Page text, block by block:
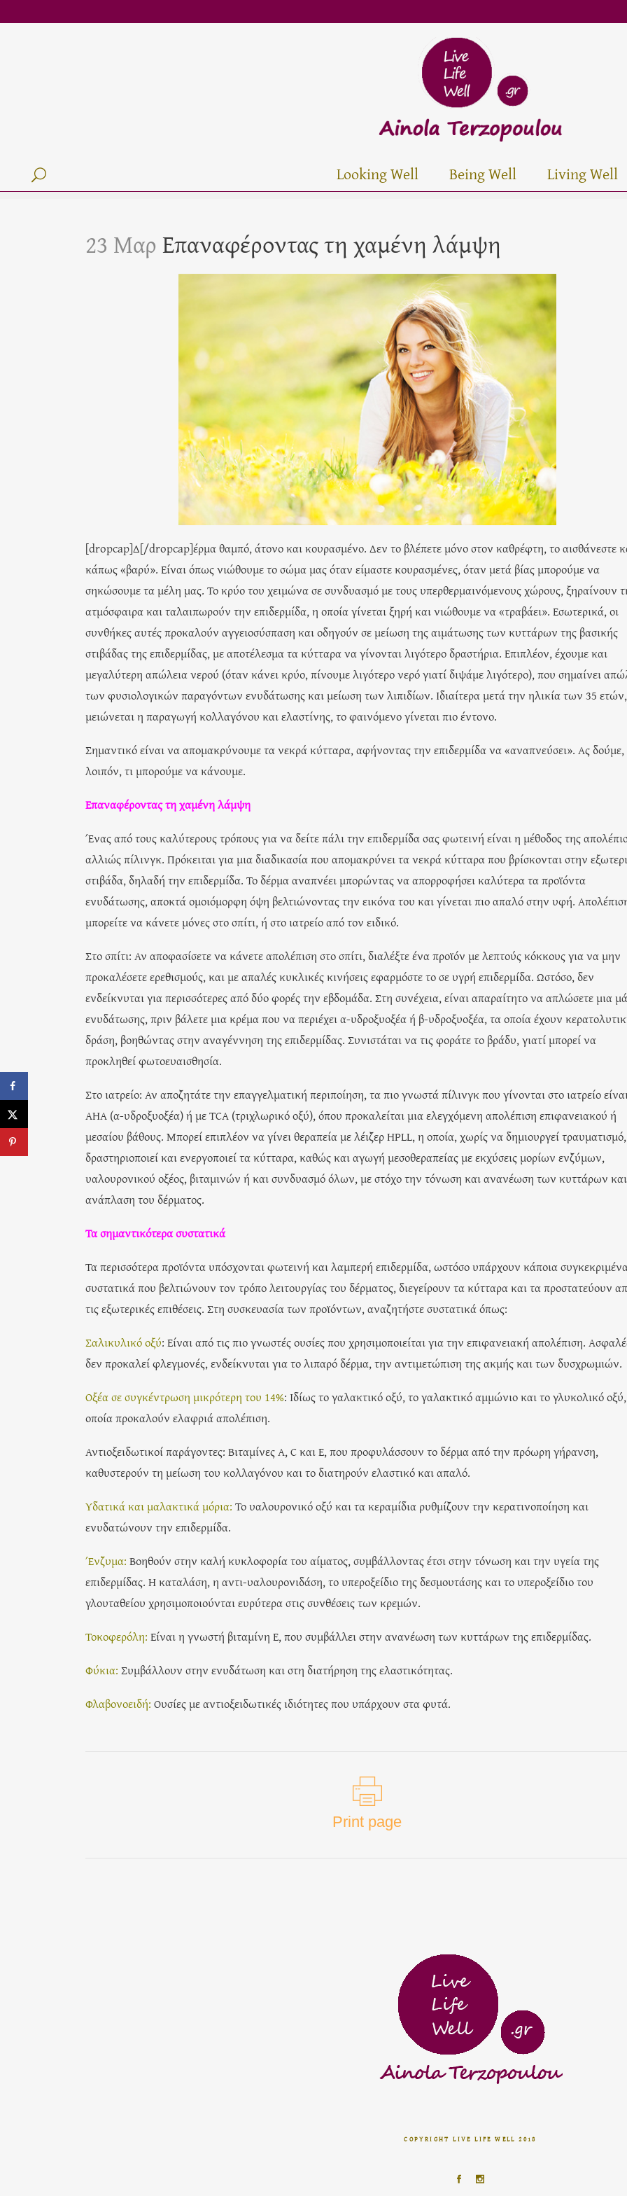
Looking Well Being Well Living Well
23 Μαρ Επαναφέροντας τη χαμένη λάμψη
[dropcap]Δ[/dropcap]έρμα θαμπό, άτονο και κουρασμένο. Δεν το βλέπετε μόνο στον καθρέφτη, το αισθάνεστε
κάπως «βαρύ». Είναι όπως νιώθουμε το σώμα μας όταν είμαστε κουρασμένες, όταν μετά βίας μπορούμε να
σηκώσουμε τα μέλη μας. Το κρύο του χειμώνα σε συνδυασμό με τους υπερθερμαινόμενους χώρους, ξηραίνουν
ατμόσφαιρα και ταλαιπωρούν την επιδερμίδα, η οποία γίνεται ξηρή και νιώθουμε να «τραβάει». Εσωτερικά, οι
συνθήκες αυτές προκαλούν αγγειοσύσπαση και οδηγούν σε μείωση της αιμάτωσης των κυττάρων της βασικής
στιβάδας της επιδερμίδας, με αποτέλεσμα τα κύτταρα να γίνονται λιγότερο δραστήρια. Επιπλέον, έχουμε και
μεγαλύτερη απώλεια νερού (όταν κάνει κρύο, πίνουμε λιγότερο νερό γιατί διψάμε λιγότερο), που σημαίνει
των φυσιολογικών παραγόντων ενυδάτωσης και μείωση των λιπιδίων. Ιδιαίτερα μετά την ηλικία των 35
μειώνεται η παραγωγή κολλαγόνου και ελαστίνης, το φαινόμενο γίνεται πιο έντονο.
Σημαντικό είναι να απομακρύνουμε τα νεκρά κύτταρα, αφήνοντας την επιδερμίδα να «αναπνεύσει». Ας δούμε,
λοιπόν, τι μπορούμε να κάνουμε.
Επαναφέροντας τη χαμένη λάμψη
Ένας από τους καλύτερους τρόπους για να δείτε πάλι την επιδερμίδα σας φωτεινή είναι η μέθοδος της
αλλιώς πίλινγκ. Πρόκειται για μια διαδικασία που απομακρύνει τα νεκρά κύτταρα που βρίσκονται στην
στιβάδα, δηλαδή την επιδερμίδα. Το δέρμα αναπνέει μπορώντας να απορροφήσει καλύτερα τα προϊόντα
ενυδάτωσης, αποκτά ομοιόμορφη όψη βελτιώνοντας την εικόνα του και γίνεται πιο απαλό στην υφή.
μπορείτε να κάνετε μόνες στο σπίτι, ή στο ιατρείο από τον ειδικό.
Στο σπίτι: Αν αποφασίσετε να κάνετε απολέπιση στο σπίτι, διαλέξτε ένα προϊόν με λεπτούς κόκκους για να μην
προκαλέσετε ερεθισμούς, και με απαλές κυκλικές κινήσεις εφαρμόστε το σε υγρή επιδερμίδα. Ωστόσο, δεν
ενδείκνυται για περισσότερες από δύο φορές την εβδομάδα. Στη συνέχεια, είναι απαραίτητο να απλώσετε μια
ενυδάτωσης, πριν βάλετε μια κρέμα που να περιέχει α-υδροξυοξέα ή β-υδροξυοξέα, τα οποία έχουν
δράση, βοηθώντας στην αναγέννηση της επιδερμίδας. Συνιστάται να τις φοράτε το βράδυ, γιατί μπορεί να
προκληθεί φωτοευαισθησία.
Στο ιατρείο: Αν αποζητάτε την επαγγελματική περιποίηση, τα πιο γνωστά πίλινγκ που γίνονται στο ιατρείο
ΑΗΑ (α-υδροξυοξέα) ή με TCA (τριχλωρικό οξύ), όπου προκαλείται μια ελεγχόμενη απολέπιση επιφανειακού ή
μεσαίου βάθους. Μπορεί επιπλέον να γίνει θεραπεία με λέιζερ HPLL, η οποία, χωρίς να δημιουργεί τραυματισμό,
δραστηριοποιεί και ενεργοποιεί τα κύτταρα, καθώς και αγωγή μεσοθεραπείας με εκχύσεις μορίων ενζύμων,
υαλουρονικού οξέος, βιταμινών ή και συνδυασμό όλων, με στόχο την τόνωση και ανανέωση των κυττάρων
ανάπλαση του δέρματος.
Τα σημαντικότερα συστατικά
Τα περισσότερα προϊόντα υπόσχονται φωτεινή και λαμπερή επιδερμίδα, ωστόσο υπάρχουν κάποια
συστατικά που βελτιώνουν τον τρόπο λειτουργίας του δέρματος, διεγείρουν τα κύτταρα και τα προστατεύουν
τις εξωτερικές επιθέσεις. Στη συσκευασία των προϊόντων, αναζητήστε συστατικά όπως:
Σαλικυλικό οξύ: Είναι από τις πιο γνωστές ουσίες που χρησιμοποιείται για την επιφανειακή απολέπιση.
δεν προκαλεί φλεγμονές, ενδείκνυται για το λιπαρό δέρμα, την αντιμετώπιση της ακμής και των δυσχρωμιών.
Οξέα σε συγκέντρωση μικρότερη του 14%: Ιδίως το γαλακτικό οξύ, το γαλακτικό αμμώνιο και το γλυκολικό
οποία προκαλούν ελαφριά απολέπιση.
Αντιοξειδωτικοί παράγοντες: Βιταμίνες Α, C και Ε, που προφυλάσσουν το δέρμα από την πρόωρη γήρανση,
καθυστερούν τη μείωση του κολλαγόνου και το διατηρούν ελαστικό και απαλό.
Υδατικά και μαλακτικά μόρια: Το υαλουρονικό οξύ και τα κεραμίδια ρυθμίζουν την κερατινοποίηση και
ενυδατώνουν την επιδερμίδα.
Ένζυμα: Bοηθούν στην καλή κυκλοφορία του αίματος, συμβάλλοντας έτσι στην τόνωση και την υγεία της
επιδερμίδας. Η καταλάση, η αντι-υαλουρονιδάση, το υπεροξείδιο της δεσμουτάσης και το υπεροξείδιο του
γλουταθείου χρησιμοποιούνται ευρύτερα στις συνθέσεις των κρεμών.
Τοκοφερόλη: Είναι η γνωστή βιταμίνη Ε, που συμβάλλει στην ανανέωση των κυττάρων της επιδερμίδας.
Φύκια: Συμβάλλουν στην ενυδάτωση και στη διατήρηση της ελαστικότητας.
Φλαβονοειδή: Ουσίες με αντιοξειδωτικές ιδιότητες που υπάρχουν στα φυτά.
Print page
COPYRIGHT LIVE LIFE WELL 2018